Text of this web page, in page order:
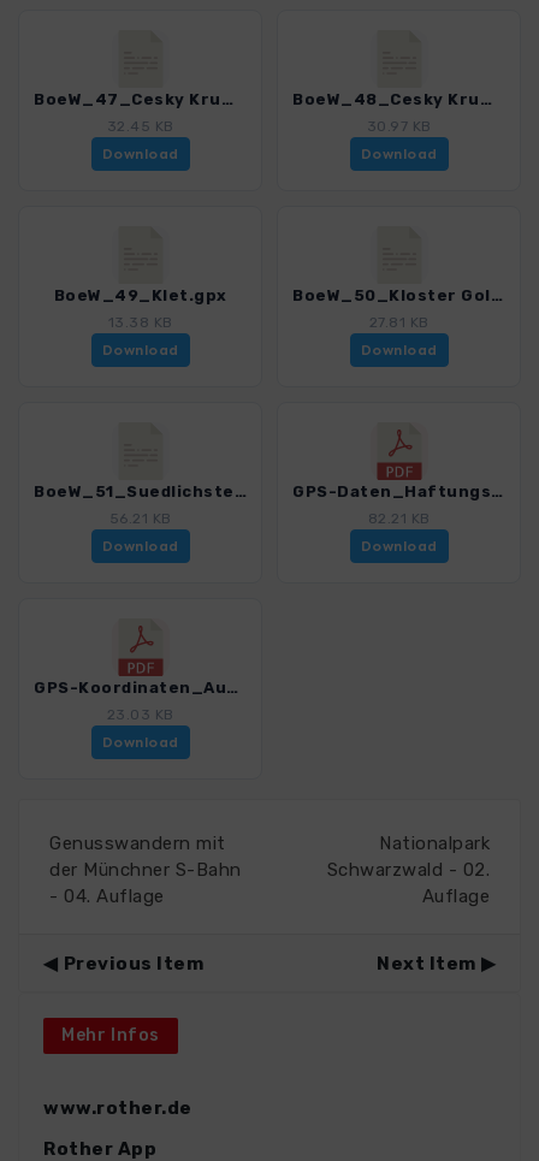
BoeW_47_Cesky Krumlov.gpx
32.45 KB
Download
BoeW_48_Cesky Krumlov-Boletice.gpx
30.97 KB
Download
BoeW_49_Klet.gpx
13.38 KB
Download
BoeW_50_Kloster Goldenkron.gpx
27.81 KB
Download
BoeW_51_SuedlichsterPunkt.gpx
56.21 KB
Download
GPS-Daten_Haftungsausschluss-Nutzungsbedingungen_WF_Boehmerwald.pdf
82.21 KB
Download
GPS-Koordinaten_Ausgangspunkte_WF_Boehmerwald.pdf
23.03 KB
Download
Genusswandern mit
der Münchner S-Bahn
- 04. Auflage
Nationalpark
Schwarzwald - 02.
Auflage
Previous Item Next Item
Mehr Infos
www.rother.de
Rother App